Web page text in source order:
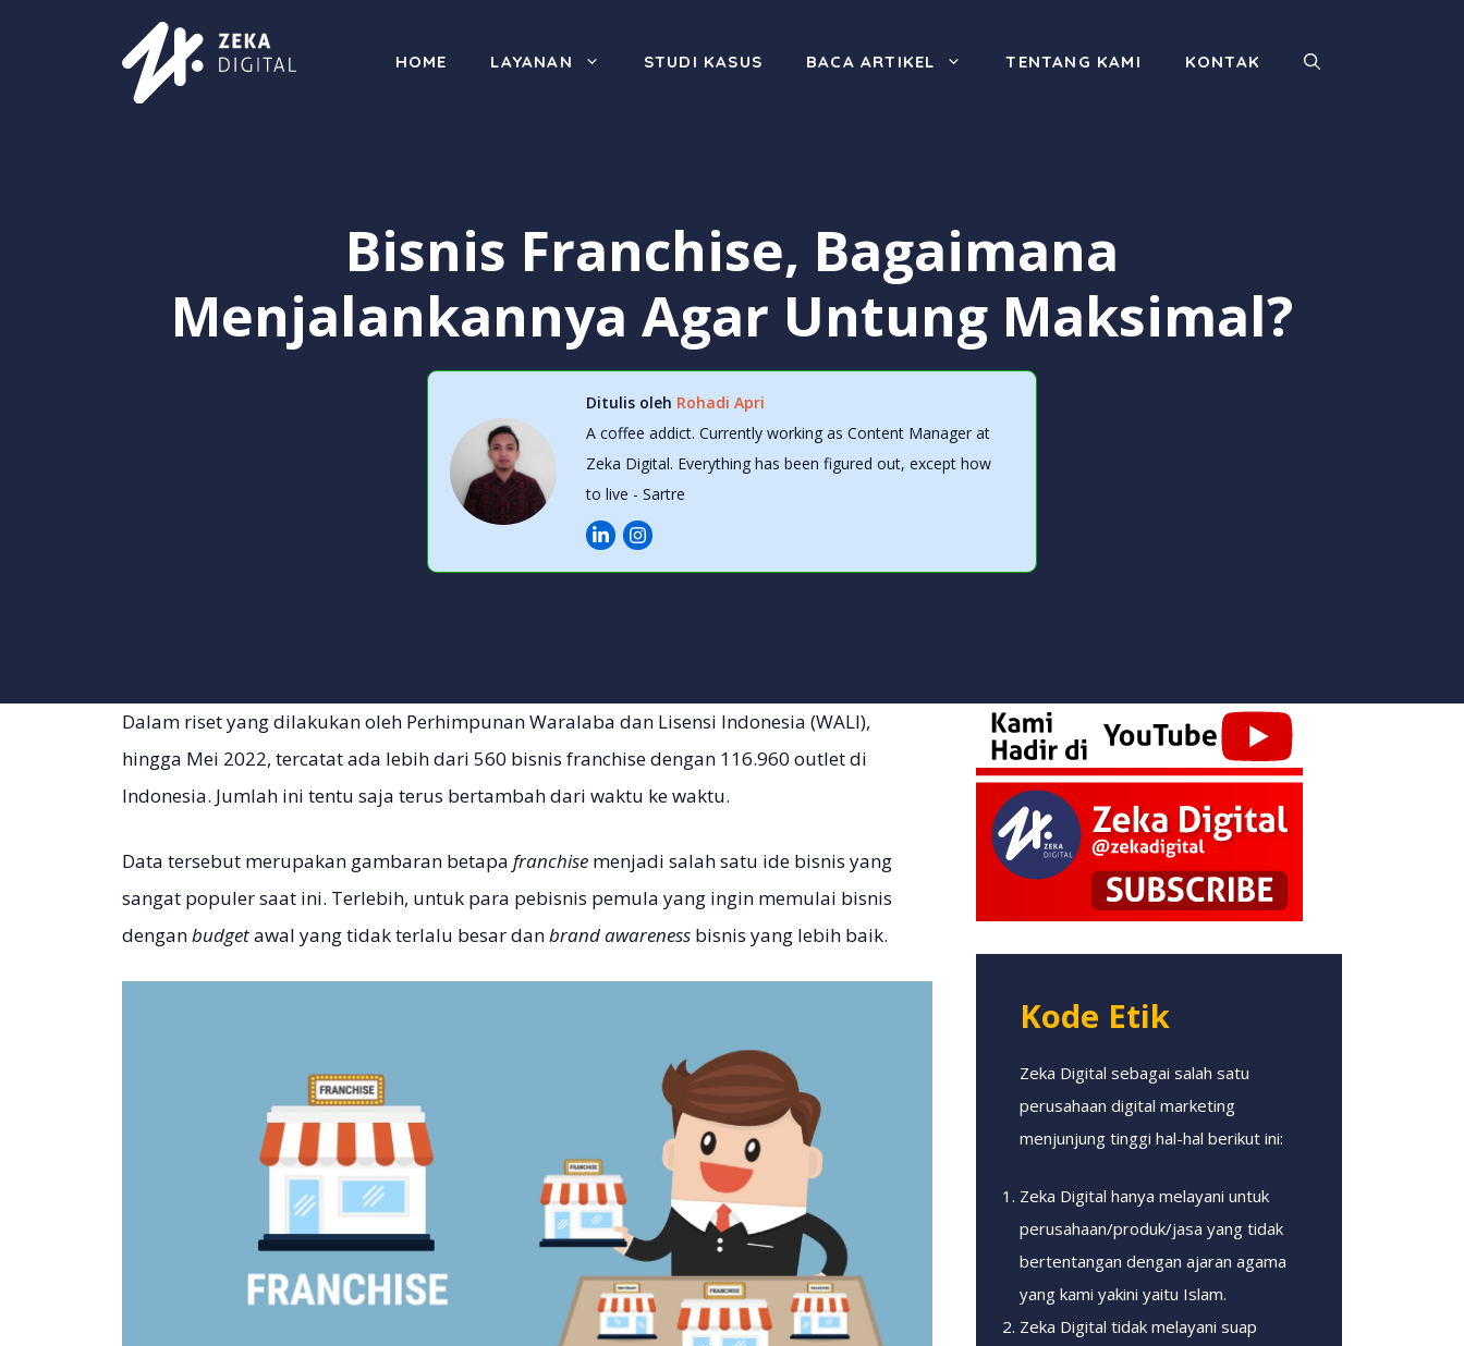
HOME LAYANAN STUDI KASUS BACA ARTIKEL TENTANG KAMI KONTAK
Bisnis Franchise, Bagaimana
Menjalankannya Agar Untung Maksimal?
Ditulis oleh Rohadi Apri
A coffee addict. Currently working as Content Manager at
Zeka Digital. Everything has been figured out, except how
to live - Sartre
Dalam riset yang dilakukan oleh Perhimpunan Waralaba dan Lisensi Indonesia (WALI),
hingga Mei 2022, tercatat ada lebih dari 560 bisnis franchise dengan 116.960 outlet di
Indonesia. Jumlah ini tentu saja terus bertambah dari waktu ke waktu.
Data tersebut merupakan gambaran betapa franchise menjadi salah satu ide bisnis yang
sangat populer saat ini. Terlebih, untuk para pebisnis pemula yang ingin memulai bisnis
denganbudgetawal yang tidak terlalu besar danbrand awareness bisnis yang lebih baik.
Kode Etik
Zeka Digital sebagai salah satu
perusahaan digital marketing
menjunjung tinggi hal-hal berikut ini:
Zeka Digital hanya melayani untuk
perusahaan/produk/jasa yang tidak
bertentangan dengan ajaran agama
yang kami yakini yaitu Islam.
Zeka Digital tidak melayani suap